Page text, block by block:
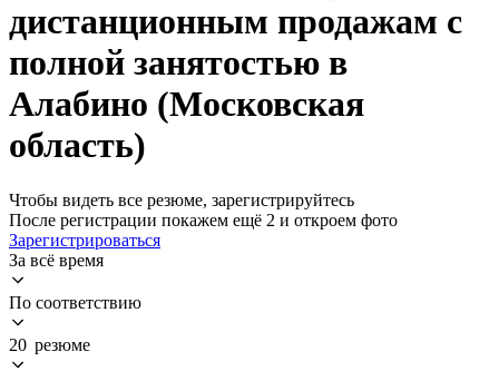
дистанционным продажам с
полной занятостью в
Алабино (Московская
область)
Чтобы видеть все резюме, зарегистрируйтесь
После регистрации покажем ещё 2 и откроем фото
Зарегистрироваться
За всё время
По соответствию
20 резюме